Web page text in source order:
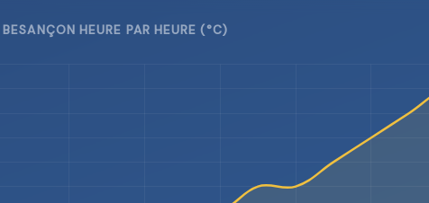
HEURE PAR HEURE (°C)